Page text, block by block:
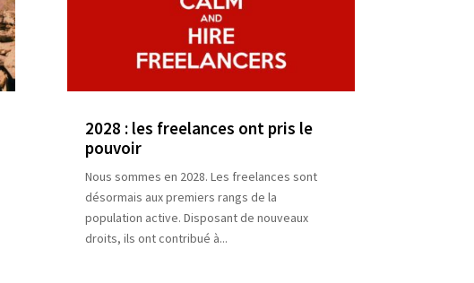
2028 : les freelances ont pris le
pouvoir
Nous sommes en 2028. Les freelances sont
désormais aux premiers rangs de la
population active. Disposant de nouveaux
droits, ils ont contribué à...